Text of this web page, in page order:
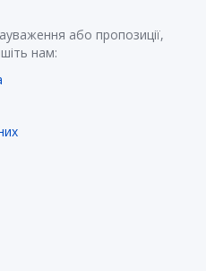
або пропозиції,
нам: